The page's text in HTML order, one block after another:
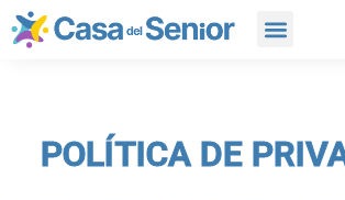
POLÍTICA DE